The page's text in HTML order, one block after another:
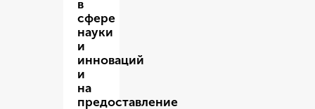
в
сфере
науки
и
инноваций
и
на
предоставление